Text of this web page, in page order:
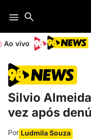
Ao vivo
Silvio
vez após
Por Ludmila Souza